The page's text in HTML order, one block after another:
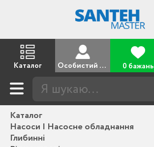
Каталог Особистий кабінет 0 бажань
Каталог
Насоси | Насосне обладнання
Глибинні